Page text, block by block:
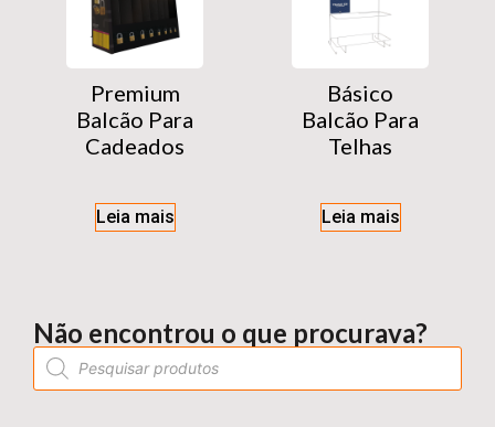
Premium
Balcão Para
Cadeados
Leia mais
Básico
Balcão Para
Telhas
Leia mais
Não encontrou o que procurava?